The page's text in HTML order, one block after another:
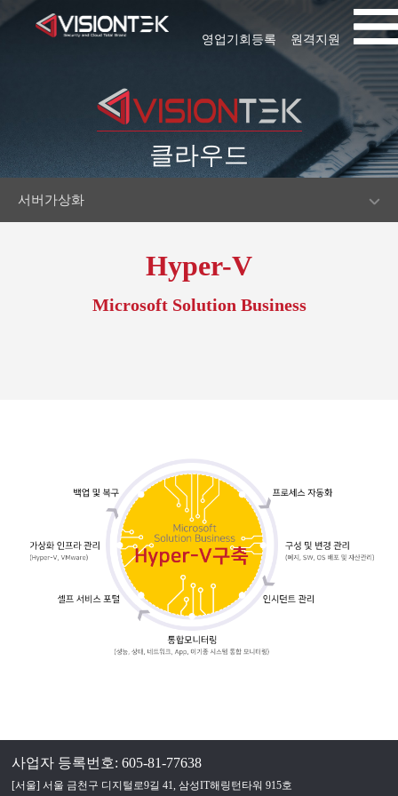
원격지원
영업기회등록
클라우드
서버가상화
Hyper-V
Microsoft Solution Business
사업자 등록번호: 605-81-77638
[서울] 서울 금천구 디지털로9길 41, 삼성IT해링턴타워 915호